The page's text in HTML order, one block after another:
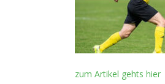
zum Artikel gehts hier